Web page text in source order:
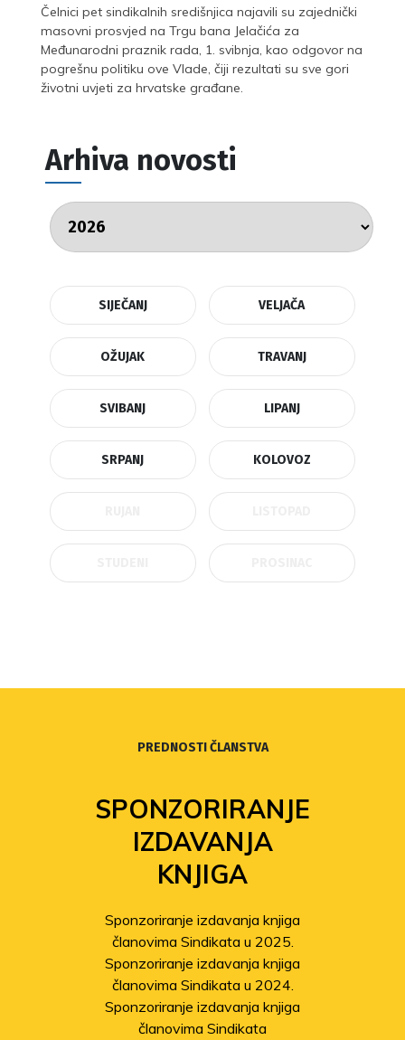
Čelnici pet sindikalnih središnjica najavili su zajednički
masovni prosvjed na Trgu bana Jelačića za
Međunarodni praznik rada, 1. svibnja, kao odgovor na
pogrešnu politiku ove Vlade, čiji rezultati su sve gori
životni uvjeti za hrvatske građane.
Arhiva novosti
SIJEČANJ VELJAČA
OŽUJAK TRAVANJ
SVIBANJ LIPANJ
SRPANJ KOLOVOZ
PREDNOSTI ČLANSTVA
SPONZORIRANJE
IZDAVANJA
KNJIGA
Sponzoriranje izdavanja knjiga
članovima Sindikata u 2025.
Sponzoriranje izdavanja knjiga
članovima Sindikata u 2024.
Sponzoriranje izdavanja knjiga
članovima Sindikata